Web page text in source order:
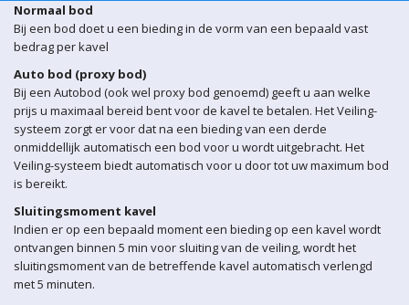
Normaal bod
Bij een bod doet u een bieding in de vorm van een bepaald vast
bedrag per kavel
Auto bod (proxy bod)
Bij een Autobod (ook wel proxy bod genoemd) geeft u aan welke
prijs u maximaal bereid bent voor de kavel te betalen. Het Veiling-
systeem zorgt er voor dat na een bieding van een derde
onmiddellijk automatisch een bod voor u wordt uitgebracht. Het
Veiling-systeem biedt automatisch voor u door tot uw maximum bod
is bereikt.
Sluitingsmoment kavel
Indien er op een bepaald moment een bieding op een kavel wordt
ontvangen binnen 5 min voor sluiting van de veiling, wordt het
sluitingsmoment van de betreffende kavel automatisch verlengd
met 5 minuten.